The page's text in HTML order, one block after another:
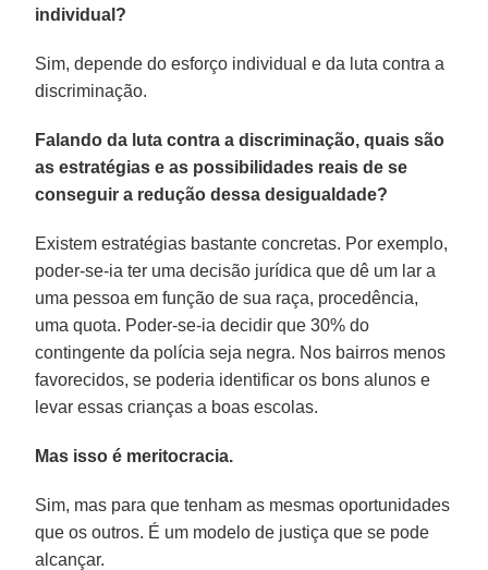
individual?
Sim, depende do esforço individual e da luta contra a
discriminação.
Falando da luta contra a discriminação, quais são
as estratégias e as possibilidades reais de se
conseguir a redução dessa desigualdade?
Existem estratégias bastante concretas. Por exemplo,
poder-se-ia ter uma decisão jurídica que dê um lar a
uma pessoa em função de sua raça, procedência,
uma quota. Poder-se-ia decidir que 30% do
contingente da polícia seja negra. Nos bairros menos
favorecidos, se poderia identificar os bons alunos e
levar essas crianças a boas escolas.
Mas isso é meritocracia.
Sim, mas para que tenham as mesmas oportunidades
que os outros. É um modelo de justiça que se pode
alcançar.